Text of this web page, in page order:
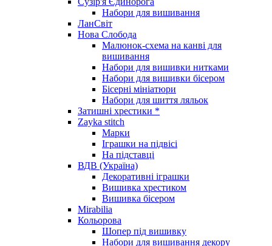
Набори для вишивання
ЛанСвіт
Нова Слобода
Малюнок-схема на канві для
вишивання
Набори для вишивки нитками
Набори для вишивки бісером
Бісерні мініатюри
Набори для шиття ляльок
Затишні хрестики *
Zayka stitch
Марки
Іграшки на підвісі
На підставці
ВДВ (Україна)
Декоративні іграшки
Вишивка хрестиком
Вишивка бісером
Mirabilia
Кольорова
Шопер під вишивку
Набори для вишивання декору